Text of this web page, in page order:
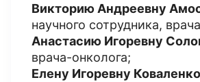
Викторию Андреевну
научного сотрудника,
Анастасию Игоревну
врача-онколога;
Елену Игоревну Коваленко